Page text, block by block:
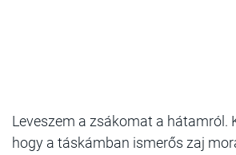
Leveszem a zsákomat a hátamról.
hogy a táskámban ismerős zaj